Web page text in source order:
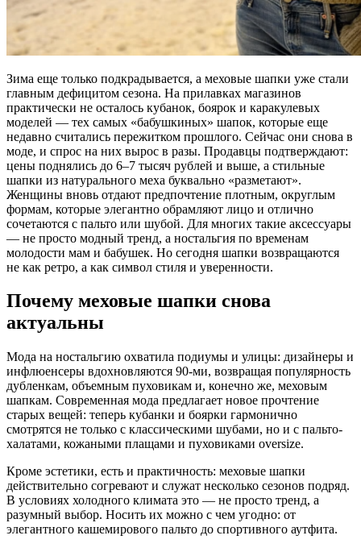
Зима еще только подкрадывается, а меховые шапки уже стали
главным дефицитом сезона. На прилавках магазинов
практически не осталось кубанок, боярок и каракулевых
моделей — тех самых «бабушкиных» шапок, которые еще
недавно считались пережитком прошлого. Сейчас они снова в
моде, и спрос на них вырос в разы. Продавцы подтверждают:
цены поднялись до 6–7 тысяч рублей и выше, а стильные
шапки из натурального меха буквально «разметают».
Женщины вновь отдают предпочтение плотным, округлым
формам, которые элегантно обрамляют лицо и отлично
сочетаются с пальто или шубой. Для многих такие аксессуары
— не просто модный тренд, а ностальгия по временам
молодости мам и бабушек. Но сегодня шапки возвращаются
не как ретро, а как символ стиля и уверенности.
Почему меховые шапки снова
актуальны
Мода на ностальгию охватила подиумы и улицы: дизайнеры и
инфлюенсеры вдохновляются 90-ми, возвращая популярность
дубленкам, объемным пуховикам и, конечно же, меховым
шапкам. Современная мода предлагает новое прочтение
старых вещей: теперь кубанки и боярки гармонично
смотрятся не только с классическими шубами, но и с пальто-
халатами, кожаными плащами и пуховиками oversize.
Кроме эстетики, есть и практичность: меховые шапки
действительно согревают и служат несколько сезонов подряд.
В условиях холодного климата это — не просто тренд, а
разумный выбор. Носить их можно с чем угодно: от
элегантного кашемирового пальто до спортивного аутфита.